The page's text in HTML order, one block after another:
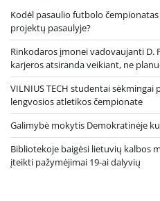
Kodėl pasaulio futbolo
projektų pasaulyje?
Rinkodaros įmonei vadovaujanti D.
karjeros atsiranda veikiant, ne
VILNIUS TECH studentai
lengvosios atletikos čempionate
Galimybė mokytis Demokratinėje
Bibliotekoje baigėsi lietuvių kalbos
įteikti pažymėjimai 19-ai dalyvių